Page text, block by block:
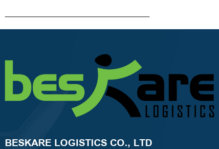
BESKARE LOGISTICS CO., LTD